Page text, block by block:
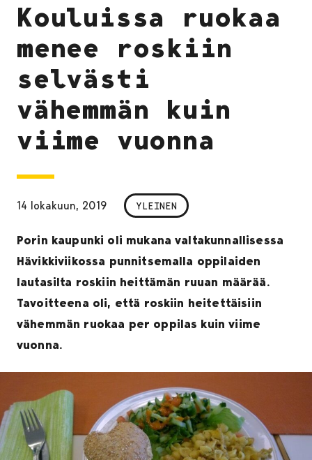
Kouluissa ruokaa
menee roskiin
selvästi
vähemmän kuin
viime vuonna
14 lokakuun, 2019 YLEINEN
Porin kaupunki oli mukana valtakunnallisessa
Hävikkiviikossa punnitsemalla oppilaiden
lautasilta roskiin heittämän ruuan määrää.
Tavoitteena oli, että roskiin heitettäisiin
vähemmän ruokaa per oppilas kuin viime
vuonna.